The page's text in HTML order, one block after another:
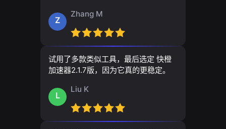
Z
Zhang M
试用了多款类似工具，最后选定 快橙
加速器2.1.7版，因为它真的更稳定。
L
Liu K